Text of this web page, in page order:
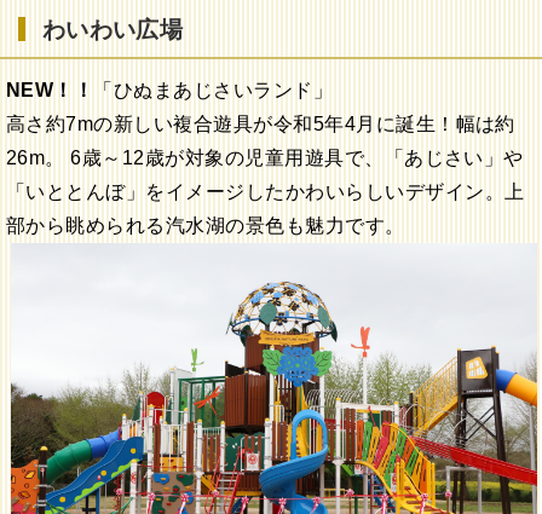
わいわい広場
NEW！！
「ひぬまあじさいランド」
高さ約7mの新しい複合遊具が令和5年4月に誕生！ 幅は約
26m。 6歳～12歳が対象の児童用遊具で、「あじさい」や
「いととんぼ」をイメージしたかわいらしいデザイン。上
部から眺められる汽水湖の景色も魅力です。